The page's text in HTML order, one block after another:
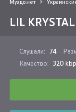
Муздо.нет
LIL
Слушали: 74
Качество: 320